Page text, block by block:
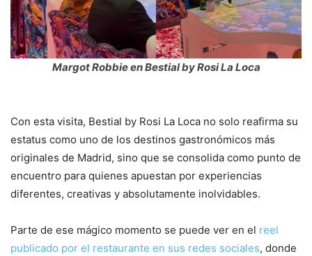
Margot Robbie en Bestial by Rosi La Loca
Con esta visita, Bestial by Rosi La Loca no solo reafirma su
estatus como uno de los destinos gastronómicos más
originales de Madrid, sino que se consolida como punto de
encuentro para quienes apuestan por experiencias
diferentes, creativas y absolutamente inolvidables.
Parte de ese mágico momento se puede ver en el reel
publicado por el restaurante en sus redes sociales, donde